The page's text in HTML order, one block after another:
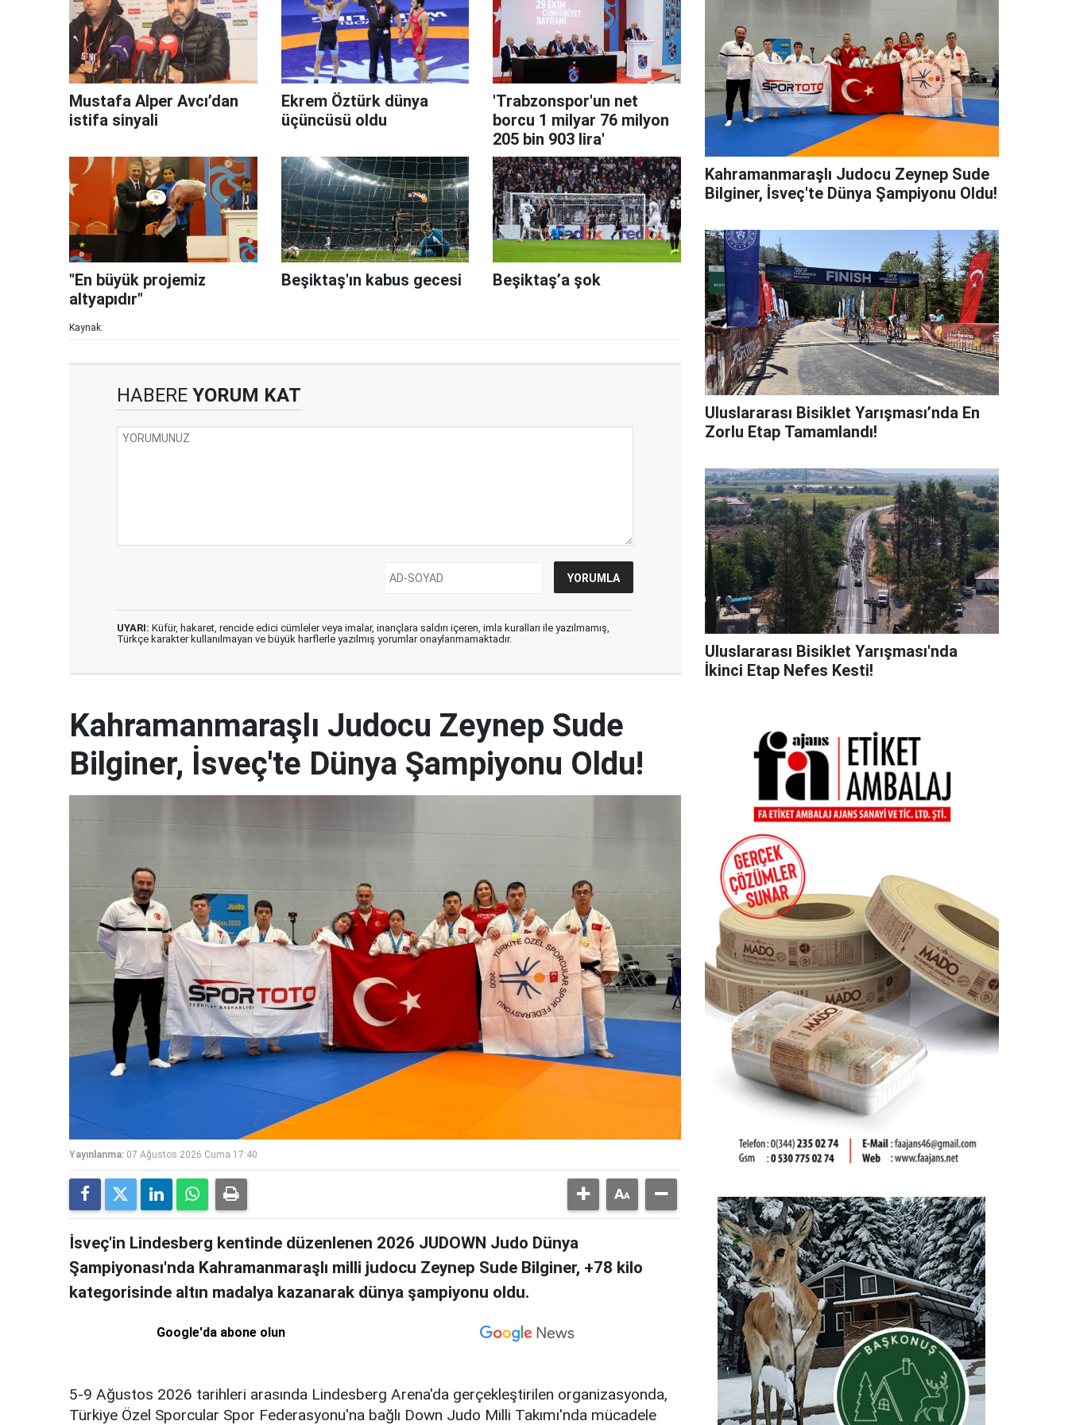
Mustafa Alper Avcı’dan
istifa sinyali
Ekrem Öztürk dünya
üçüncüsü oldu
'Trabzonspor'un net
borcu 1 milyar 76 milyon
205 bin 903 lira'
"En büyük projemiz
altyapıdır"
Beşiktaş'ın kabus gecesi Beşiktaş’a şok
Kaynak:
HABERE YORUM KAT
UYARI: Küfür, hakaret, rencide edici cümleler veya imalar, inançlara saldırı içeren, imla kuralları ile yazılmamış,
Türkçe karakter kullanılmayan ve büyük harflerle yazılmış yorumlar onaylanmamaktadır.
Kahramanmaraşlı Judocu Zeynep Sude
Bilginer, İsveç'te Dünya Şampiyonu Oldu!
Uluslararası Bisiklet Yarışması’nda En
Zorlu Etap Tamamlandı!
Uluslararası Bisiklet Yarışması'nda
İkinci Etap Nefes Kesti!
Kahramanmaraşlı Judocu Zeynep Sude
Bilginer, İsveç'te Dünya Şampiyonu Oldu!
Yayınlanma: 07 Ağustos 2026 Cuma 17:40
İsveç'in Lindesberg kentinde düzenlenen 2026 JUDOWN Judo Dünya
Şampiyonası'nda Kahramanmaraşlı milli judocu Zeynep Sude Bilginer, +78 kilo
kategorisinde altın madalya kazanarak dünya şampiyonu oldu.
Google'da abone olun
5-9 Ağustos 2026 tarihleri arasında Lindesberg Arena'da gerçekleştirilen organizasyonda,
Türkiye Özel Sporcular Spor Federasyonu'na bağlı Down Judo Milli Takımı'nda mücadele